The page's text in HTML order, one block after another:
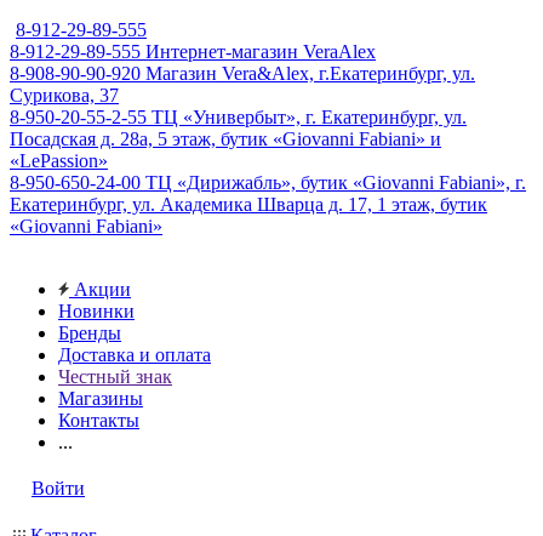
8-912-29-89-555
8-912-29-89-555 Интернет-магазин VeraAlex
8-908-90-90-920 Магазин Vera&Alex, г.Екатеринбург, ул.
Сурикова, 37
8-950-20-55-2-55 ТЦ «Универбыт», г. Екатеринбург, ул.
Посадская д. 28а, 5 этаж, бутик «Giovanni Fabiani» и
«LePassion»
8-950-650-24-00 ТЦ «Дирижабль», бутик «Giovanni Fabiani», г.
Екатеринбург, ул. Академика Шварца д. 17, 1 этаж, бутик
«Giovanni Fabiani»
Акции
Новинки
Бренды
Доставка и оплата
Честный знак
Магазины
Контакты
...
Войти